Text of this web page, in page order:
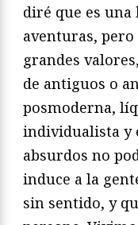
diré que es
aventuras,
grandes
de antiguos o
posmoderna,
individualista y
absurdos no
induce a la
sin sentido, y